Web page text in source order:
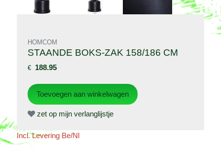
HOMCOM
STAANDE BOKS-ZAK 158/186 CM
€ 188.95
zet op mijn verlanglijstje
Incl. Levering Be/Nl